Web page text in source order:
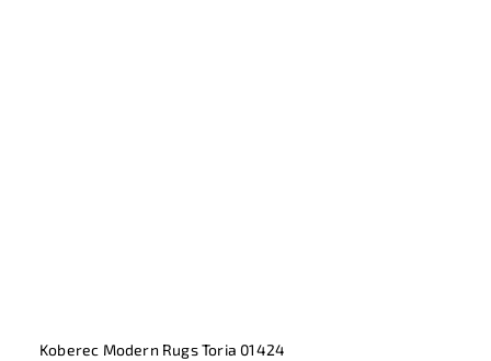
Koberec Modern Rugs Toria 01424